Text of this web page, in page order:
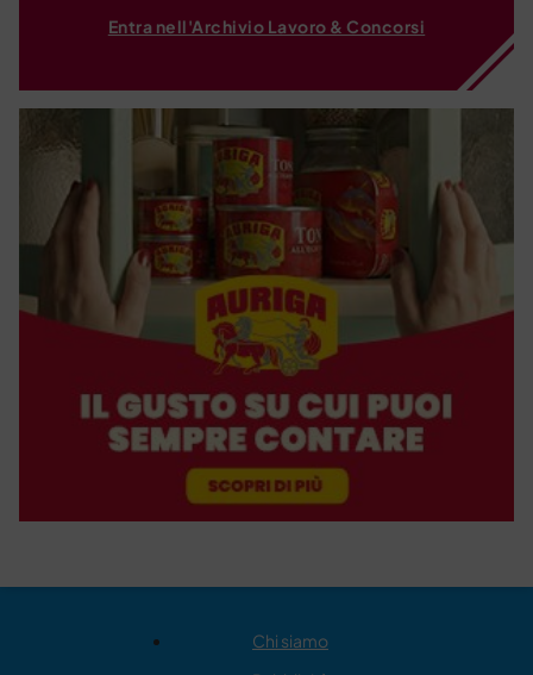
Entra nell'Archivio Lavoro & Concorsi
Chi siamo